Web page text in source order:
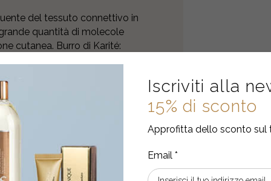
Iscriviti alla
15% di sconto
Approfitta dello sconto sul
del tessuto connettivo in
quantità di molecole
cutanea. Burro di Karité:
parkii, è ricchissimo di in
tissutale migliorando
dagli agenti esterni.